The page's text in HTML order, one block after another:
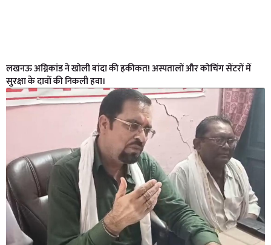
लखनऊ अग्निकांड ने खोली बांदा की हकीकत! अस्पतालों और कोचिंग सेंटरों में
सुरक्षा के दावों की निकली हवा।